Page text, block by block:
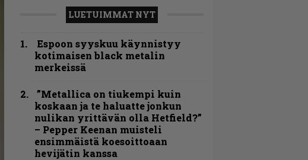
LUETUIMMAT NYT
Espoon syyskuu käynnistyy
kotimaisen black metalin
merkeissä
”Metallica on tiukempi kuin
koskaan ja te haluatte jonkun
nulikan yrittävän olla Hetfield?”
– Pepper Keenan muisteli
ensimmäistä koesoittoaan
hevijätin kanssa